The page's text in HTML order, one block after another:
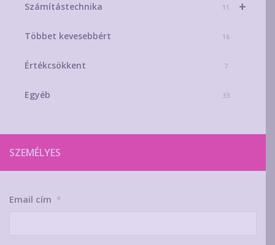
+
Számítástechnika 11
Többet kevesebbért 16
Értékcsökkent 7
Egyéb 33
SZEMÉLYES
Email cím *